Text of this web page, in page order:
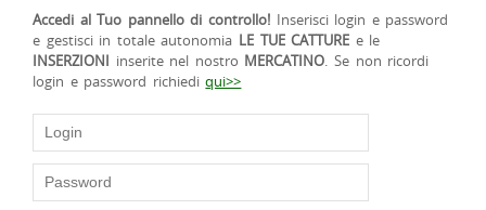
Accedi al Tuo pannello di controllo! Inserisci login e password
e gestisci in totale autonomia LE TUE CATTURE e le
INSERZIONI inserite nel nostro MERCATINO. Se non ricordi
login e password richiediqui>>